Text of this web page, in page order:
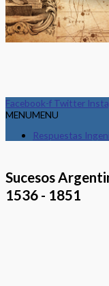
Facebook-f Twitter
MENUMENU
Respuestas
Sucesos
1536 - 1851